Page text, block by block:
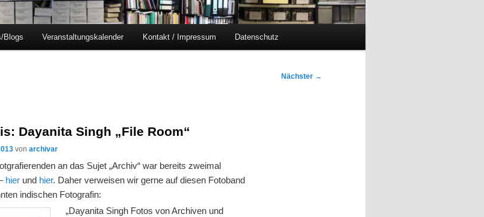
Blogs Veranstaltungskalender Kontakt / Impressum Datenschutz
Nächster →
Dayanita Singh „File Room“
vonarchivar
an das Sujet „Archiv“ war bereits zweimal
hier und hier. Daher verweisen wir gerne auf diesen Fotoband
indischen Fotografin:
„Dayanita Singh Fotos von Archiven und